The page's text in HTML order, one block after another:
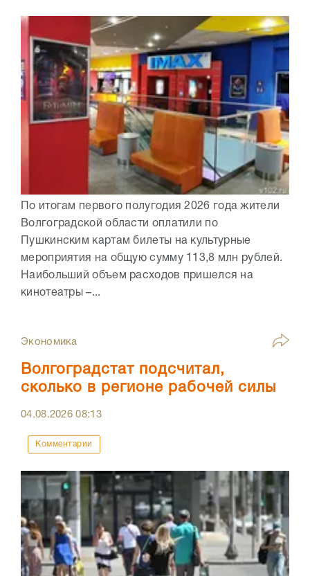
По итогам первого полугодия 2026 года жители
Волгоградской области оплатили по
Пушкинским картам билеты на культурные
мероприятия на общую сумму 113,8 млн рублей.
Наибольший объем расходов пришелся на
кинотеатры –...
Экономика
Волгоградстат подсчитал,
сколько в регионе рабочей силы
04.08.202608:13
Комментарии